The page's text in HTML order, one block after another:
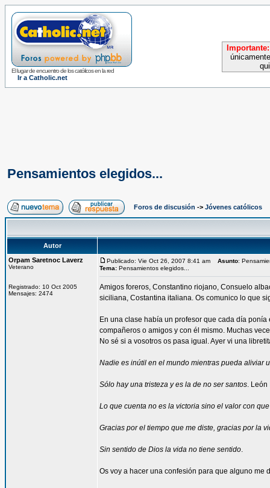
El lugar de encuentro de los católicos en la red
Ir a Catholic.net
Importante:
Pensamientos elegidos...
Foros de discusión -> Jóvenes católicos
Autor
Orpam Saretnoc Laverz
Veterano
Registrado: 10 Oct 2005
Mensajes: 2474
Publicado: Vie Oct 26, 2007 8:41 am Asunto:
Tema: Pensamientos elegidos...
Amigos foreros, Constantino riojano, Consuelo
siciliana, Costantina italiana. Os comunico lo que
En una clase había un profesor que cada día
compañeros o amigos y con él mismo. Muchas
No sé si a vosotros os pasa igual. Ayer vi una
Nadie es inútil en el mundo mientras pueda aliviar
Sólo hay una tristeza y es la de no ser santos. León
Lo que cuenta no es la victoria sino el valor con
Gracias por el tiempo que me diste, gracias por la
Sin sentido de Dios la vida no tiene sentido.
Os voy a hacer una confesión para que alguno